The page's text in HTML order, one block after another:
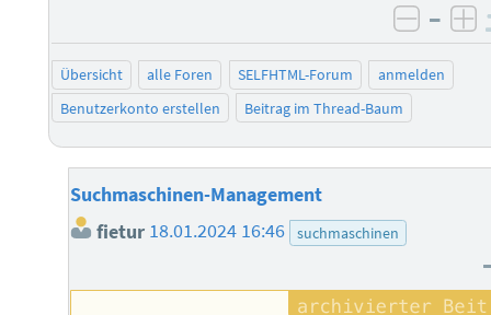
–
Übersicht alle Foren SELFHTML-Forum
anmelden
Benutzerkonto erstellen
Beitrag im Thread-Baum
Suchmaschinen-Management
fietur 18.01.2024 16:46 suchmaschinen